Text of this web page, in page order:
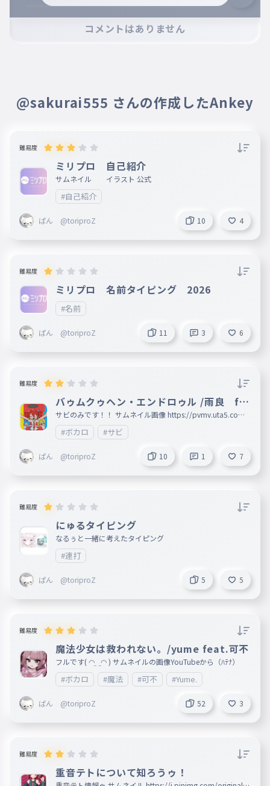
※コメントするには、ログインが必要です。
コメントはありません
@sakurai555 さんの作成したAnkey
難易度
ミリプロ 自己紹介
サムネイル イラスト 公式
#自己紹介
ぱん @toriproZ 10 4
難易度
ミリプロ 名前タイピング 2026
#名前
ぱん @toriproZ 11 3 6
難易度
バゥムクゥヘン・エンドロゥル /雨良 fe
at.初音ミク、重音テト、亞北ネル
サビのみです！！ サムネイル画像 https://pvmv.uta5.com/
entry/2025/12/27/110917
#ボカロ #サビ
ぱん @toriproZ 10 1 7
難易度
にゅるタイピング
なるぅと一緒に考えたタイピング
#連打
ぱん @toriproZ 5 5
難易度
魔法少女は救われない。/yume feat.可不
フルです( ◠‿◠ ) サムネイルの画像YouTubeから（ﾊﾃﾅ）
#ボカロ #魔法 #可不 #Yume.
ぱん @toriproZ 52 3
難易度
重音テトについて知ろうゥ！